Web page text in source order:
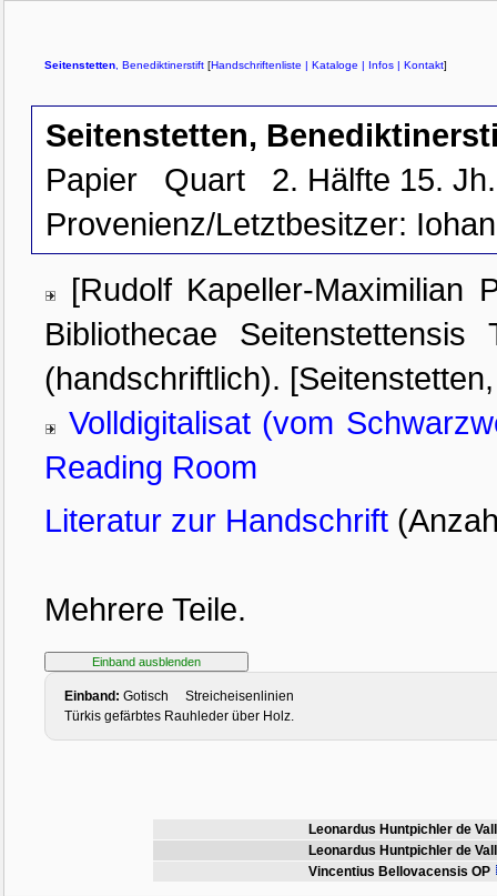
Seitenstetten , Benediktinerstift [Handschriftenliste | Kataloge | Infos | Kontakt]
Seitenstetten,
Papier
Quart 2. Hälfte 15. Jh.
Provenienz/Letztbesitzer:
[Rudolf Kapeller-Maximilian
Bibliothecae
(handschriftlich).
Volldigitalisat (vom
Reading Room
Literatur zur Handschrift
Mehrere Teile.
Einband: Gotisch Streicheisenlinien
Türkis gefärbtes Rauhleder über Holz.
Leonardus Huntpichler de
Leonardus Huntpichler de
Vincentius Bellovacensis OP